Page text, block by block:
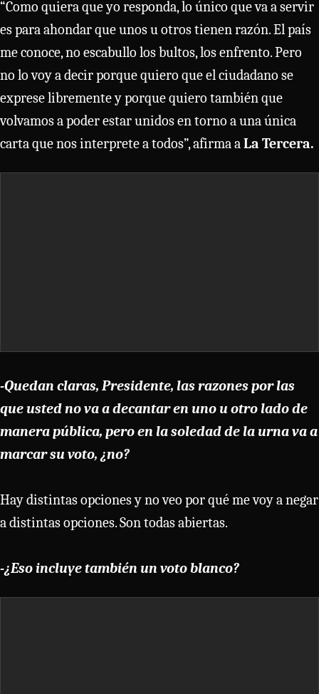
“Como quiera que yo responda, lo único que va a servir
es para ahondar que unos u otros tienen razón. El país
me conoce, no escabullo los bultos, los enfrento. Pero
no lo voy a decir porque quiero que el ciudadano se
exprese libremente y porque quiero también que
volvamos a poder estar unidos en torno a una única
carta que nos interprete a todos”, afirma aLa Tercera.
-Quedan claras, Presidente, las razones por las
que usted no va a decantar en uno u otro lado de
manera pública, pero en la soledad de la urna va a
marcar su voto, ¿no?
Hay distintas opciones y no veo por qué me voy a negar
a distintas opciones. Son todas abiertas.
-¿Eso incluye también un voto blanco?